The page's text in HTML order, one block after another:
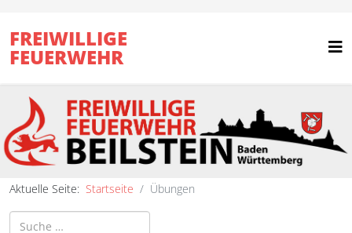
FREIWILLIGE
FEUERWEHR
Aktuelle Seite: Startseite Übungen
Suchen